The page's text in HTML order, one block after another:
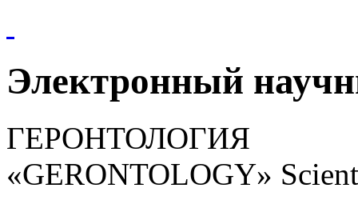
Электронный
ГЕРОНТОЛОГИЯ
«GERONTOLOGY»